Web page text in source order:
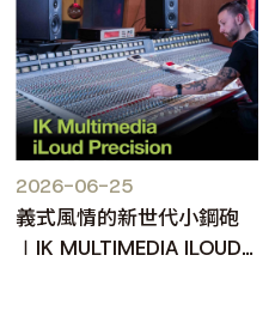
2026-06-25
義式風情的新世代小鋼砲
∣IK MULTIMEDIA ILOUD